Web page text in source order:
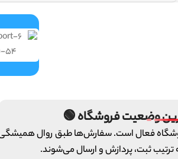
وضعیت فروشگاه 🟢
فعال است. سفارش‌ها طبق روال
ترتیب ثبت، پردازش و ارسال می‌شوند.